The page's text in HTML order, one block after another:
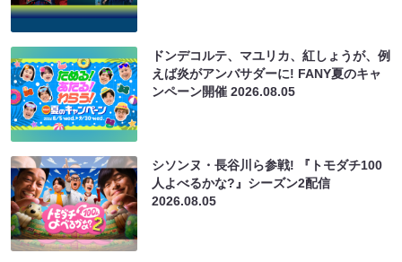
ドンデコルテ、マユリカ、紅しょうが、例
えば炎がアンバサダーに! FANY夏のキャ
ンペーン開催2026.08.05
シソンヌ・長谷川ら参戦! 『トモダチ100
人よべるかな?』シーズン2配信
2026.08.05